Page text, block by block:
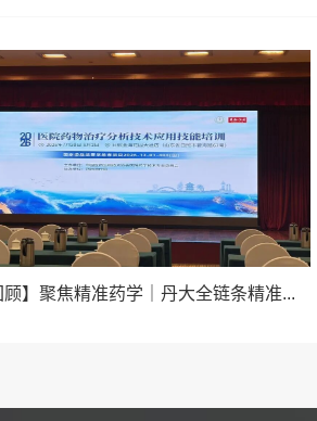
顾】聚焦精准药学｜丹大全链条精准...